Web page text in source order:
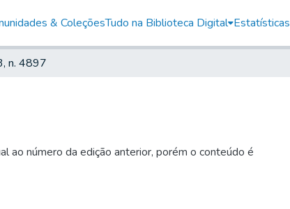
& ColeçõesTudo na Biblioteca Digital Estatísticas
n. 4897
ao número da edição anterior, porém o conteúdo é